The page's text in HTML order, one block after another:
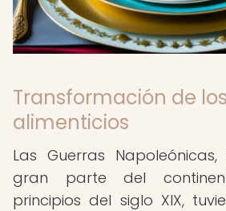
Transformación de
alimenticios
Las Guerras
gran parte del
principios del siglo XIX,